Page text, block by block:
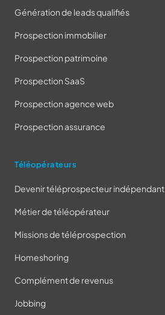
Génération de leads qualifiés
Prospection immobilier
Prospection patrimoine
Prospection SaaS
Prospection agence web
Prospection assurance
Téléopérateurs
Devenir téléprospecteur indépendant
Métier de téléopérateur
Missions de téléprospection
Homeshoring
Complément de revenus
Jobbing